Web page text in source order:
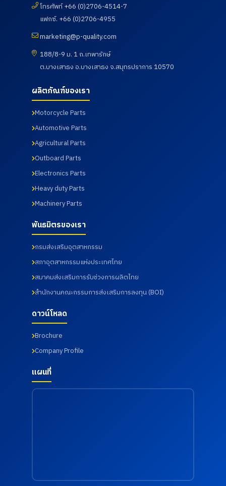
มหาวิทยาลัย ราชภัฏราช
นครินทร์ จังหวัดฉะเชิงเทรา
เมื่อวันที่ 18 กรกฎาคม
2569
ภาพ และเฝ้าระวังความ
โทรศัพท์ +66 (0)2706-4514-7
แฟกซ์. +66 (0)2706-4955
marketing@p-quality.com
188/8-9 ม. 1 ถ.เทพารักษ์
ต.บางเสาธง อ.บางเสาธง จ.สมุทรปราการ 10570
ผลิตภัณฑ์ของเรา
Motorcycle Parts
Automotive Parts
Agricultural Parts
Outboard Parts
Electronics Parts
Heavy duty Parts
Machinery Parts
พันธมิตรของเรา
กรมส่งเสริมอุตสาหกรรม
สภาอุตสาหกรรมแห่งประเทศไทย
สมาคมส่งเสริมการรับช่วงการผลิตไทย
สำนักงานคณะกรรมการส่งเสริมการลงทุน (BOI)
ดาวน์โหลด
Brochure
Company Profile
แผนที่